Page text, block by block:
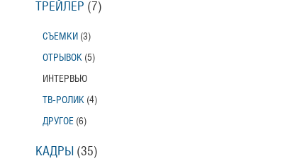
ТРЕЙЛЕР (7)
СЪЕМКИ (3)
ОТРЫВОК (5)
ИНТЕРВЬЮ
ТВ-РОЛИК (4)
ДРУГОЕ (6)
КАДРЫ (35)